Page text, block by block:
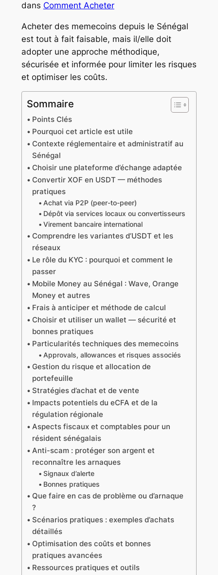
dans Comment Acheter
Acheter des memecoins depuis le Sénégal
est tout à fait faisable, mais il/elle doit
adopter une approche méthodique,
sécurisée et informée pour limiter les risques
et optimiser les coûts.
Sommaire
Points Clés
Pourquoi cet article est utile
Contexte réglementaire et administratif au
Sénégal
Choisir une plateforme d’échange adaptée
Convertir XOF en USDT — méthodes
pratiques
Achat via P2P (peer-to-peer)
Dépôt via services locaux ou convertisseurs
Virement bancaire international
Comprendre les variantes d’USDT et les
réseaux
Le rôle du KYC : pourquoi et comment le
passer
Mobile Money au Sénégal : Wave, Orange
Money et autres
Frais à anticiper et méthode de calcul
Choisir et utiliser un wallet — sécurité et
bonnes pratiques
Particularités techniques des memecoins
Approvals, allowances et risques associés
Gestion du risque et allocation de
portefeuille
Stratégies d’achat et de vente
Impacts potentiels du eCFA et de la
régulation régionale
Aspects fiscaux et comptables pour un
résident sénégalais
Anti-scam : protéger son argent et
reconnaître les arnaques
Signaux d’alerte
Bonnes pratiques
Que faire en cas de problème ou d’arnaque
?
Scénarios pratiques : exemples d’achats
détaillés
Optimisation des coûts et bonnes
pratiques avancées
Ressources pratiques et outils